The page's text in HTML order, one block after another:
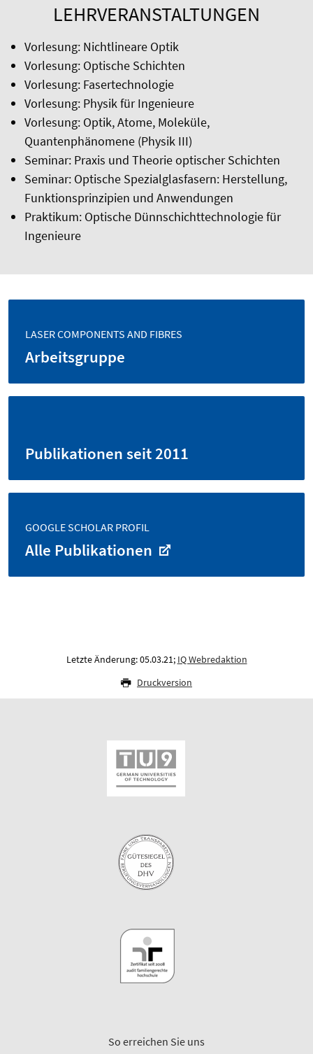
LEHRVERANSTALTUNGEN
Vorlesung: Nichtlineare Optik
Vorlesung: Optische Schichten
Vorlesung: Fasertechnologie
Vorlesung: Physik für Ingenieure
Vorlesung: Optik, Atome, Moleküle,
Quantenphänomene (Physik III)
Seminar: Praxis und Theorie optischer Schichten
Seminar: Optische Spezialglasfasern: Herstellung,
Funktionsprinzipien und Anwendungen
Praktikum: Optische Dünnschichttechnologie für
Ingenieure
LASER COMPONENTS AND FIBRES
Arbeitsgruppe
Publikationen seit 2011
GOOGLE SCHOLAR PROFIL
Alle Publikationen
Letzte Änderung: 05.03.21; IQ Webredaktion
Druckversion
So erreichen Sie uns